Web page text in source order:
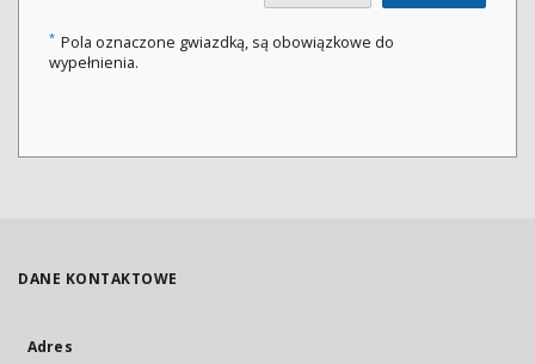
* Pola oznaczone gwiazdką, są obowiązkowe do
wypełnienia.
DANE KONTAKTOWE
Adres